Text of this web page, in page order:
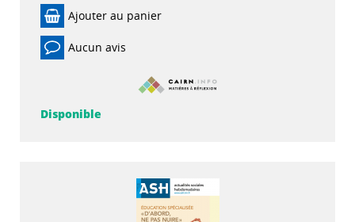
Ajouter au panier
Aucun avis
Disponible